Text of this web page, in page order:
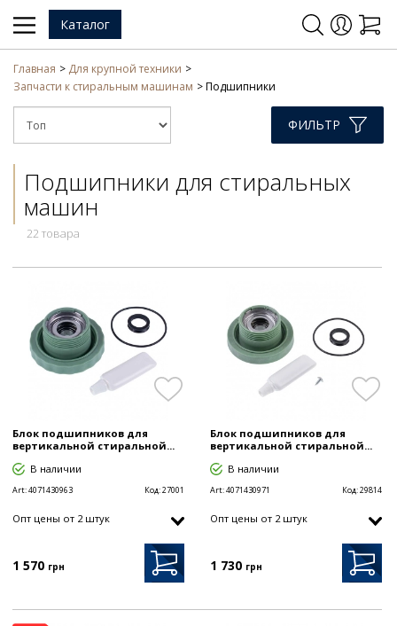
Каталог
Главная
Для крупной техники
Запчасти к стиральным машинам
Подшипники
ФИЛЬТР
Подшипники для стиральных
машин
22 товара
Блок подшипников для
вертикальной стиральной...
В наличии
Art:4071430963 Код:27001
Опт цены от 2 штук
1 570 грн
Блок подшипников для
вертикальной стиральной...
В наличии
Art:4071430971 Код:29814
Опт цены от 2 штук
1 730 грн